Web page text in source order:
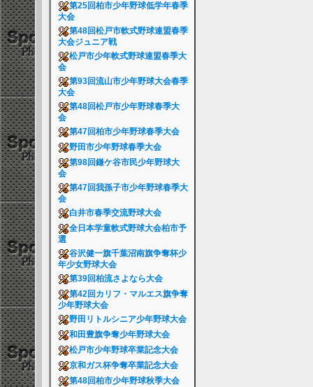
第25回柏市少年野球低学年春季
大会
第48回松戸市軟式野球連盟春季
大会ジュニア戦
松戸市少年軟式野球連盟春季大
会
第93回流山市少年野球大会春季
大会
第48回松戸市少年野球春季大
会
第47回柏市少年野球春季大会
野田市少年野球春季大会
第98回鎌ケ谷市民少年野球大
会
第47回我孫子市少年野球春季大
会
白井市春季交流野球大会
全日本学童軟式野球大会柏市予
選
谷沢健一旗千葉沼南旗争奪杯少
年少女野球大会
第39回柏流さよなら大会
第42回カリフ・マルエス旗争奪
少年野球大会
野田リトルシニア少年野球大会
和田豊旗争奪少年野球大会
松戸市少年野球卒業記念大会
京和ガス杯争奪卒業記念大会
第48回柏市少年野球秋季大会